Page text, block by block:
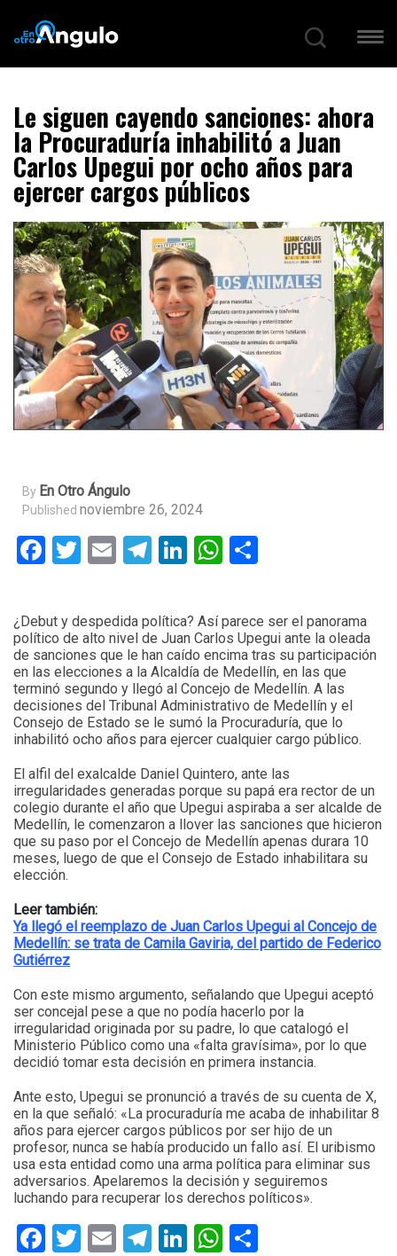
Le siguen cayendo sanciones: ahora
la Procuraduría inhabilitó a Juan
Carlos Upegui por ocho años para
ejercer cargos públicos
By En Otro Ángulo
Published noviembre 26, 2024
Facebook
Twitter
EmailTelegram
LinkedIn
WhatsApp
¿Debut y despedida política? Así parece ser el panorama
político de alto nivel de Juan Carlos Upegui ante la oleada
de sanciones que le han caído encima tras su participación
en las elecciones a la Alcaldía de Medellín, en las que
terminó segundo y llegó al Concejo de Medellín. A las
decisiones del Tribunal Administrativo de Medellín y el
Consejo de Estado se le sumó la Procuraduría, que lo
inhabilitó ocho años para ejercer cualquier cargo público.
El alfil del exalcalde Daniel Quintero, ante las
irregularidades generadas porque su papá era rector de un
colegio durante el año que Upegui aspiraba a ser alcalde de
Medellín, le comenzaron a llover las sanciones que hicieron
que su paso por el Concejo de Medellín apenas durara 10
meses, luego de que el Consejo de Estado inhabilitara su
elección.
Leer también:
Ya llegó el reemplazo de Juan Carlos Upegui al Concejo de
Medellín: se trata de Camila Gaviria, del partido de Federico
Gutiérrez
Con este mismo argumento, señalando que Upegui aceptó
ser concejal pese a que no podía hacerlo por la
irregularidad originada por su padre, lo que catalogó el
Ministerio Público como una «falta gravísima», por lo que
decidió tomar esta decisión en primera instancia.
Ante esto, Upegui se pronunció a través de su cuenta de X,
en la que señaló: «La procuraduría me acaba de inhabilitar 8
años para ejercer cargos públicos por ser hijo de un
profesor, nunca se había producido un fallo así. El uribismo
usa esta entidad como una arma política para eliminar sus
adversarios. Apelaremos la decisión y seguiremos
luchando para recuperar los derechos políticos».
Facebook
Twitter
EmailTelegram
LinkedIn
WhatsApp